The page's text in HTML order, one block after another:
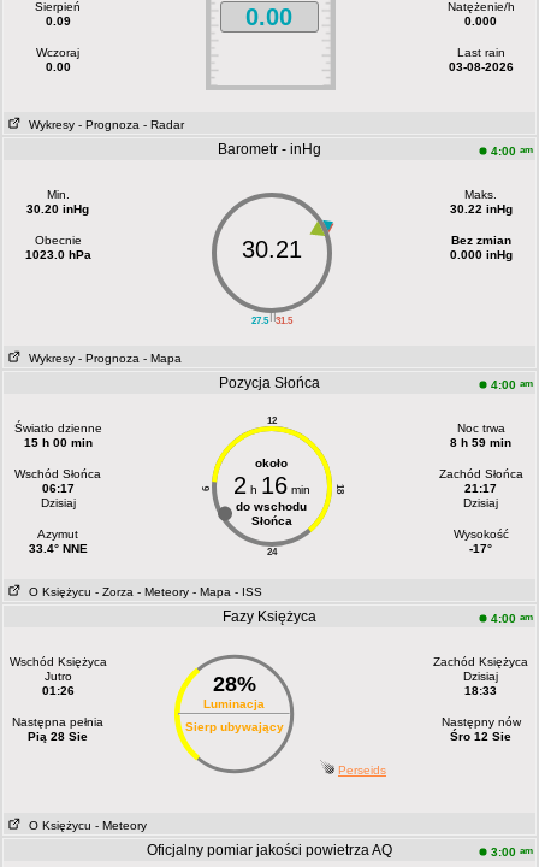
Sierpień
0.09
Wczoraj
0.00
0.00
Natężenie/h
0.000
Last rain
03-08-2026
Wykresy - Prognoza - Radar
Barometr - inHg 4:00 am
Min.
30.20 inHg
Obecnie
1023.0 hPa
||
27.5 31.5
30.21
Maks.
30.22 inHg
Bez zmian
0.000 inHg
Wykresy - Prognoza - Mapa
Pozycja Słońca 4:00 am
Światło dzienne
15 h 00 min
Wschód Słońca
06:17
Dzisiaj
Azymut
33.4° NNE
12
24
6 18
około
2 h 16min
do wschodu
Słońca
Noc trwa
8 h 59 min
Zachód Słońca
21:17
Dzisiaj
Wysokość
-17°
O Księżycu - Zorza - Meteory - Mapa - ISS
Fazy Księżyca 4:00 am
Wschód Księżyca
Jutro
01:26
Następna pełnia
Pią 28 Sie
28%
Luminacja
Sierp ubywający
Zachód Księżyca
Dzisiaj
18:33
Następny nów
Śro 12 Sie
Perseids
O Księżycu - Meteory
Oficjalny pomiar jakości powietrza AQ 3:00 am